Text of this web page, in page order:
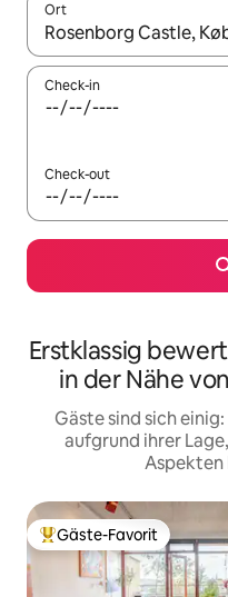
Ort
Wenn Ergebnisse
Check-in
Check-out
Erstklassig
in der Nähe
Gäste sind sich
aufgrund ihrer
Beliebter Gäste-Favorit.
Gäste-Favorit